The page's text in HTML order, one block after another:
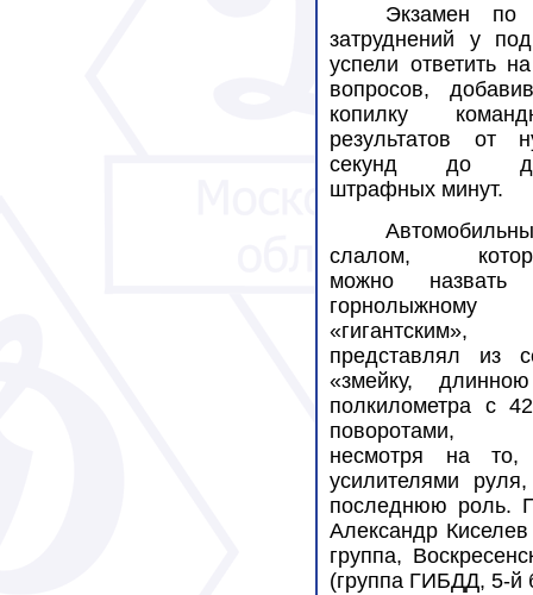
Экзамен
затруднений у
успели ответить
вопросов,
копилку
результатов от
секунд до
штрафных минут.
слалом,
можно назвать
«гигантским»,
представлял из
«змейку,
полкилометра с
несмотря на то,
усилителями
последнюю роль.
Александр
группа,
(группа ГИБДД, 5-й